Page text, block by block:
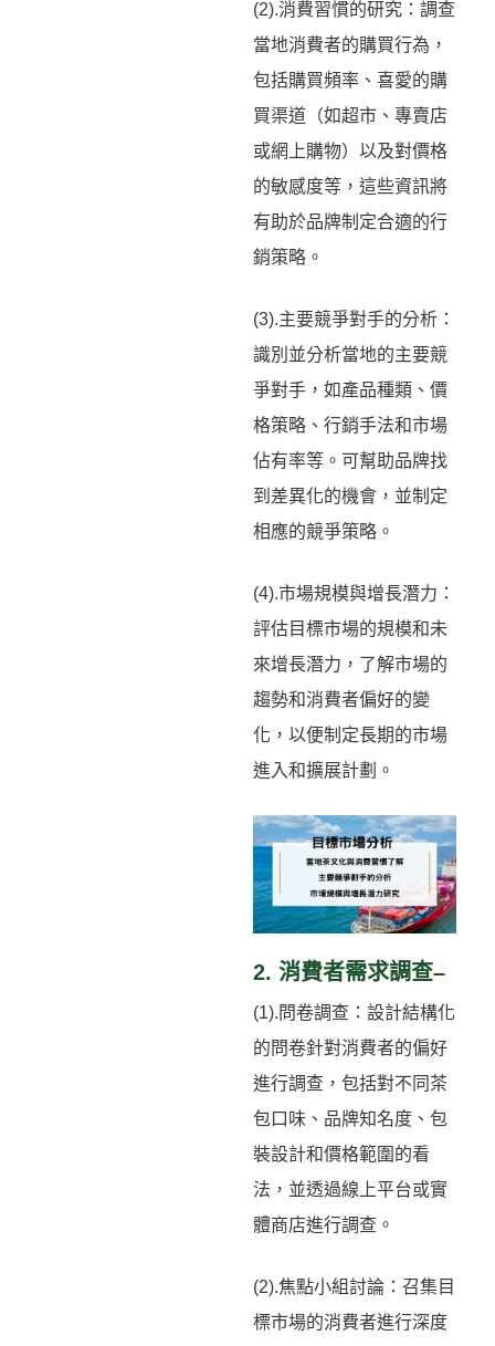
(2).消費習慣的研究：調查
當地消費者的購買行為，
包括購買頻率、喜愛的購
買渠道（如超市、專賣店
或網上購物）以及對價格
的敏感度等，這些資訊將
有助於品牌制定合適的行
銷策略。
(3).主要競爭對手的分析：
識別並分析當地的主要競
爭對手，如產品種類、價
格策略、行銷手法和市場
佔有率等。可幫助品牌找
到差異化的機會，並制定
相應的競爭策略。
(4).市場規模與增長潛力：
評估目標市場的規模和未
來增長潛力，了解市場的
趨勢和消費者偏好的變
化，以便制定長期的市場
進入和擴展計劃。
2. 消費者需求調查–
(1).問卷調查：設計結構化
的問卷針對消費者的偏好
進行調查，包括對不同茶
包口味、品牌知名度、包
裝設計和價格範圍的看
法，並透過線上平台或實
體商店進行調查。
(2).焦點小組討論：召集目
標市場的消費者進行深度